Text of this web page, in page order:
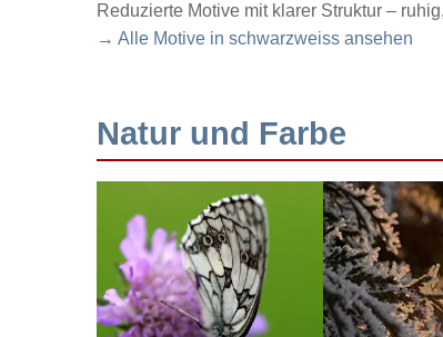
Reduzierte Motive mit klarer Struktur –
→ Alle Motive in schwarzweiss ansehen
Natur und Farbe